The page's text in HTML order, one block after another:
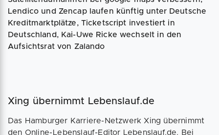
Lendico und Zencap laufen künftig unter Deutsche
Kreditmarktplätze, Ticketscript investiert in
Deutschland, Kai-Uwe Ricke wechselt in den
Aufsichtsrat von Zalando
Xing übernimmt Lebenslauf.de
Das Hamburger Karriere-Netzwerk Xing übernimmt
den Online-Lebenslauf-Editor Lebenslauf.de. Bei